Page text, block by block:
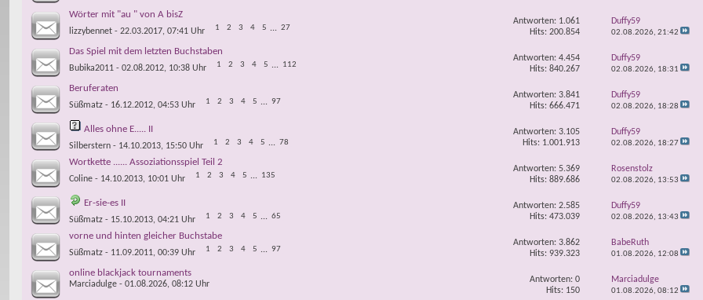
Wörter mit "au " von A bisZ
lizzybennet - 22.03.2017, 07:41 Uhr 1 2 3 4 5 ... 27
Antworten: 1.061
Hits: 200.854
Duffy59
02.08.2026, 21:42
Das Spiel mit dem letzten Buchstaben
Bubika2011 - 02.08.2012, 10:38 Uhr 1 2 3 4 5 ... 112
Antworten:4.454
Hits: 840.267
Duffy59
02.08.2026, 18:31
Beruferaten
Süßmatz - 16.12.2012, 04:53 Uhr 1 2 3 4 5 ... 97
Antworten:3.841
Hits: 666.471
Duffy59
02.08.2026, 18:28
Alles ohne E..... II
Silberstern - 14.10.2013, 15:50 Uhr 1 2 3 4 5 ... 78
Antworten:3.105
Hits: 1.001.913
Duffy59
02.08.2026, 18:27
Wortkette ...... Assoziationsspiel Teil 2
Coline - 14.10.2013, 10:01 Uhr 1 2 3 4 5 ... 135
Antworten:5.369
Hits: 889.686
Rosenstolz
02.08.2026, 13:53
Er-sie-es II
Süßmatz - 15.10.2013, 04:21 Uhr 1 2 3 4 5 ... 65
Antworten:2.585
Hits: 473.039
Duffy59
02.08.2026, 13:43
vorne und hinten gleicher Buchstabe
Süßmatz - 11.09.2011, 00:39 Uhr 1 2 3 4 5 ... 97
Antworten:3.862
Hits: 939.323
BabeRuth
01.08.2026, 12:08
online blackjack tournaments
Marciadulge - 01.08.2026, 08:12 Uhr
Antworten:0
Hits: 150
Marciadulge
01.08.2026, 08:12